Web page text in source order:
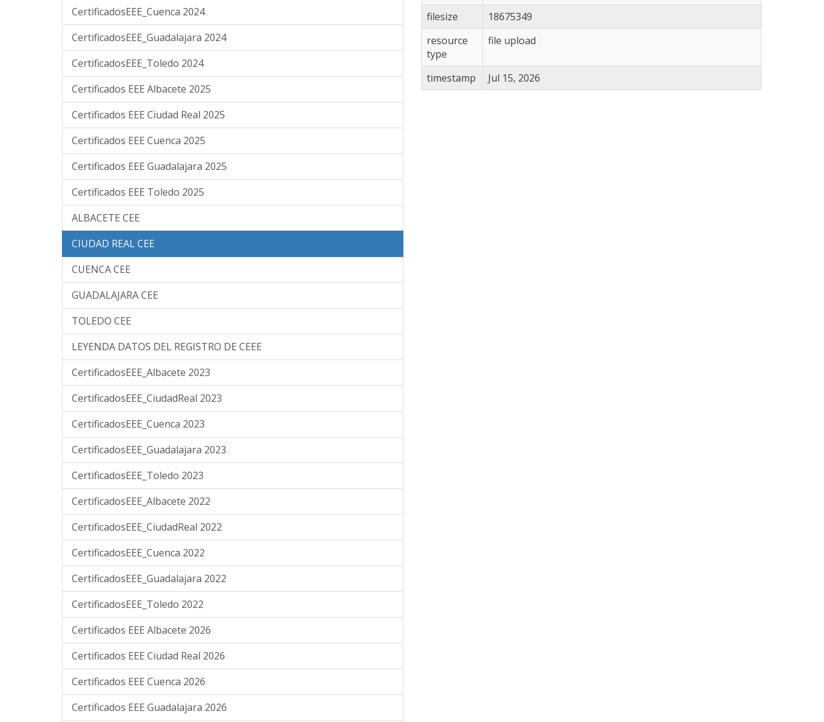
CertificadosEEE_Cuenca 2024
CertificadosEEE_Guadalajara 2024
CertificadosEEE_Toledo 2024
Certificados EEE Albacete 2025
Certificados EEE Ciudad Real 2025
Certificados EEE Cuenca 2025
Certificados EEE Guadalajara 2025
Certificados EEE Toledo 2025
ALBACETE CEE
CIUDAD REAL CEE
CUENCA CEE
GUADALAJARA CEE
TOLEDO CEE
LEYENDA DATOS DEL REGISTRO DE CEEE
CertificadosEEE_Albacete 2023
CertificadosEEE_CiudadReal 2023
CertificadosEEE_Cuenca 2023
CertificadosEEE_Guadalajara 2023
CertificadosEEE_Toledo 2023
CertificadosEEE_Albacete 2022
CertificadosEEE_CiudadReal 2022
CertificadosEEE_Cuenca 2022
CertificadosEEE_Guadalajara 2022
CertificadosEEE_Toledo 2022
Certificados EEE Albacete 2026
Certificados EEE Ciudad Real 2026
Certificados EEE Cuenca 2026
Certificados EEE Guadalajara 2026
filesize
18675349
resource
type
file upload
timestamp Jul 15, 2026